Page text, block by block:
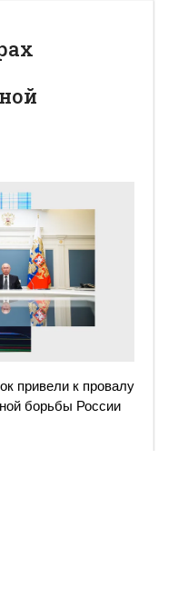
привели к провалу
борьбы России